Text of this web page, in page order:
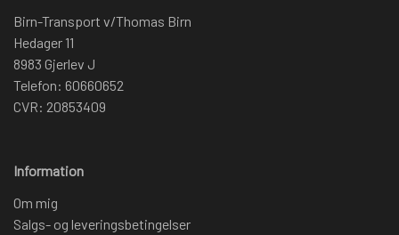
Birn-Transport v/Thomas Birn
Hedager 11
8983 Gjerlev J
Telefon: 60660652
CVR: 20853409
Information
Om mig
Salgs- og leveringsbetingelser